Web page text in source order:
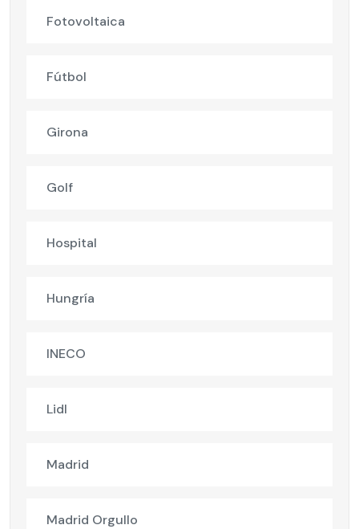
Fotovoltaica
Fútbol
Girona
Golf
Hospital
Hungría
INECO
Lidl
Madrid
Madrid Orgullo